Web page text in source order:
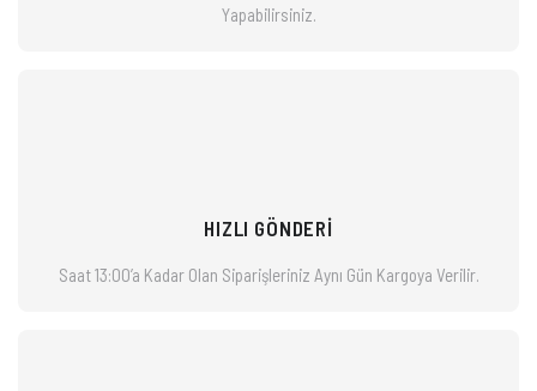
Yapabilirsiniz.
HIZLI GÖNDERİ
Saat 13:00’a Kadar Olan Siparişleriniz Aynı Gün Kargoya Verilir.